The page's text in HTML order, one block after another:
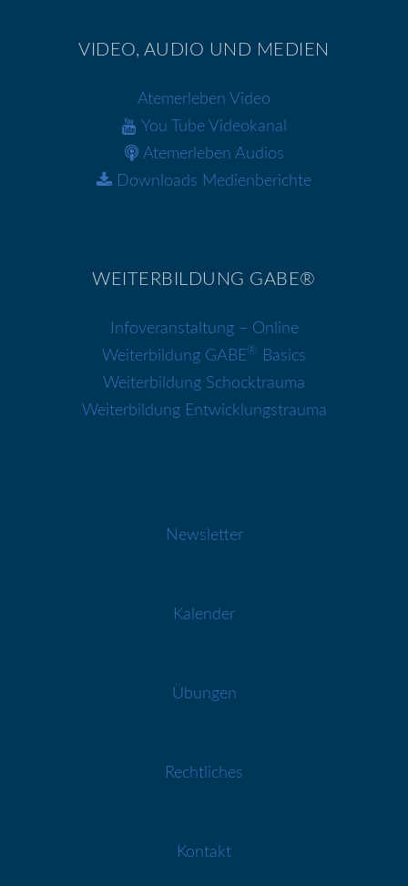
VIDEO, AUDIO UND MEDIEN
Atemerleben Video
You Tube Videokanal
Atemerleben Audios
Downloads Medienberichte
WEITERBILDUNG GABE®
Infoveranstaltung – Online
Weiterbildung GABE®
Basics
Weiterbildung Schocktrauma
Weiterbildung Entwicklungstrauma
Newsletter
Kalender
Übungen
Rechtliches
Kontakt